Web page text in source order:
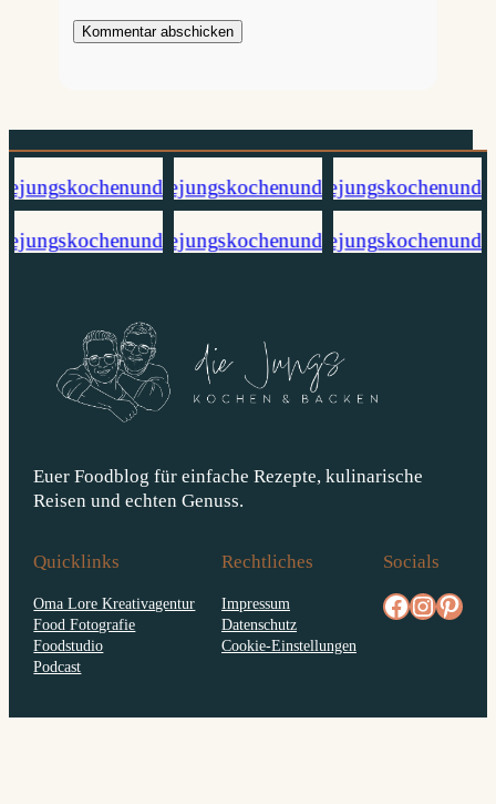
Euer Foodblog für einfache Rezepte, kulinarische
Reisen und echten Genuss.
Quicklinks
Oma Lore Kreativagentur
Food Fotografie
Foodstudio
Podcast
Rechtliches
Impressum
Datenschutz
Cookie-Einstellungen
Socials
facebook.com/diejungskochenundbacken Instagrampinterest.com/diejungs